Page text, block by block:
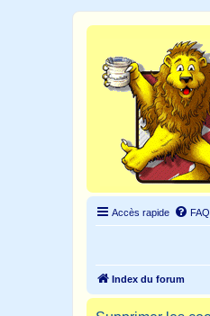
Accès rapide FAQ
Index du forum